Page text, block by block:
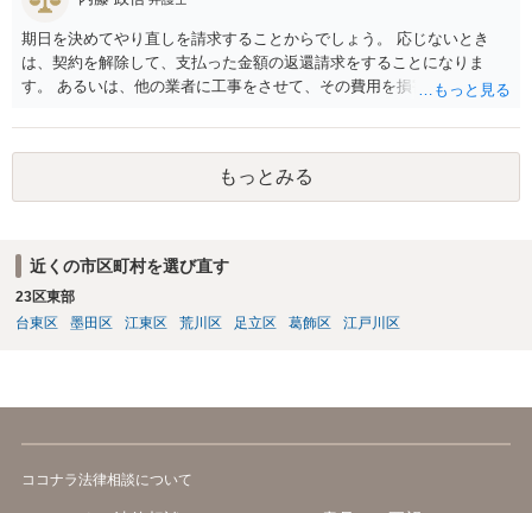
ちに建築確認自体が取り消されるわけではございませんが、虚偽の申
請を行ったことについて申請者の責任を追及する余地はあろうかと存
じます。 お話をお聞きする限り、相手方のやり口は非常に強引かつ高
圧的で、相談者様が恐怖を感じるのは無理もないことかと思います。
取った」ということについて説明を求める旨を記載した通知書を送り
士に任せることができ、相手方と話さなければならないという精神的
なご負担をなくすこともできます。 相手方に恐怖を感じ、ご自身で話
し合いを行うことができそうにないようでしたら、一度弁護士に依頼
することをご検討いただくのがよろしいかもしれません。 ご参考にな
期日を決めてやり直しを請求することからでしょう。 応じないとき
は、契約を解除して、支払った金額の返還請求をすることになりま
す。 あるいは、他の業者に工事をさせて、その費用を損害として請求
もっとみる
近くの市区町村を選び直す
23区東部
台東区
墨田区 江東区 荒川区 足立区 葛飾区 江戸川区
ココナラ法律相談について